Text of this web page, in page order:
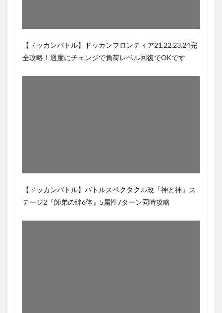
【ドッカンバトル】ドッカンフロンティア21.22.23.24完
全攻略！適度にチェンジで負荷レベル回復でOKです
【ドッカンバトル】バトルスペクタクル改「神と神」ス
テージ2『師弟の絆6体』5属性7ターン同時攻略